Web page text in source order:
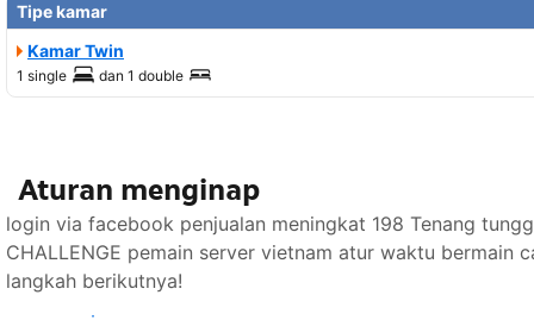
Tipe kamar
Kamar Twin
1 single dan 1 double
Aturan menginap
login via facebook penjualan meningkat 198 Tenang
CHALLENGE pemain server vietnam atur waktu bermain
langkah berikutnya!
Lihat ketersediaan